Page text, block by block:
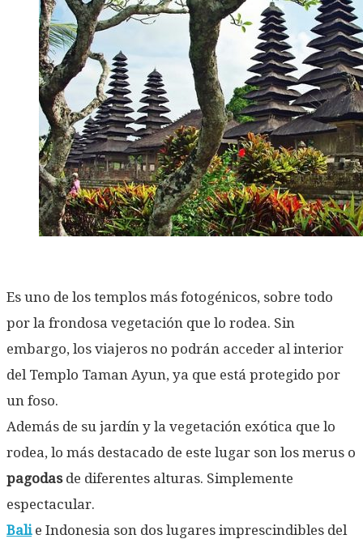
Es uno de los templos más fotogénicos, sobre todo
por la frondosa vegetación que lo rodea. Sin
embargo, los viajeros no podrán acceder al interior
del Templo Taman Ayun, ya que está protegido por
un foso.
Además de su jardín y la vegetación exótica que lo
rodea, lo más destacado de este lugar son los merus o
pagodasde diferentes alturas. Simplemente
espectacular.
Balie Indonesia son dos lugares imprescindibles del